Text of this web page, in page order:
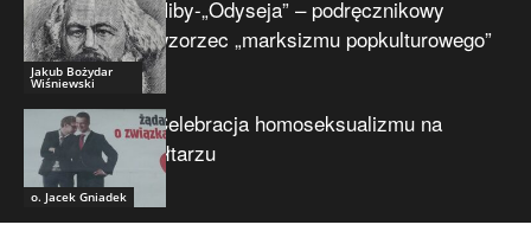
Jakub Bożydar
Wiśniewski
Niby-„Odyseja” – podręcznikowy
wzorzec „marksizmu popkulturowego”
o. Jacek Gniadek
Celebracja homoseksualizmu na
ołtarzu